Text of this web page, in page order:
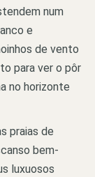
num
e
de vento
para ver o pôr
no horizonte
praias de
bem-
luxuosos